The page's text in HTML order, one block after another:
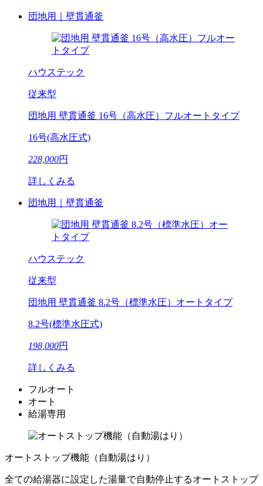
団地用｜壁貫通釜
ハウステック
従来型
団地用 壁貫通釜 16号（高水圧）フルオートタイプ
16号(高水圧式)
228,000円
詳しくみる
団地用｜壁貫通釜
ハウステック
従来型
団地用 壁貫通釜 8.2号（標準水圧）オートタイプ
8.2号(標準水圧式)
198,000円
詳しくみる
フルオート
オート
給湯専用
オートストップ機能（自動湯はり）
全ての給湯器に設定した湯量で自動停止するオートストップ